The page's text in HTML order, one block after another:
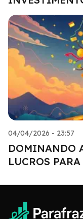
04/04/2026 - 23:57
DOMINANDO
LUCROS